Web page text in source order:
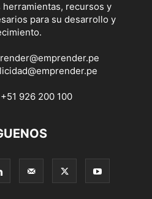
recursos y
para su desarrollo y
+51 926 200 100